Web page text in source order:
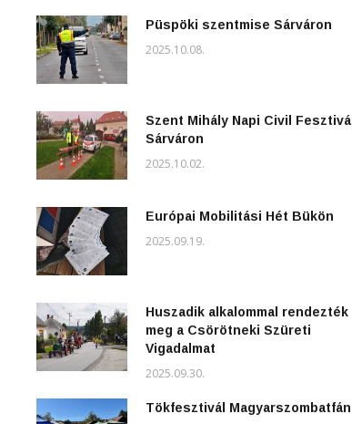
Püspöki szentmise Sárváron
2025.10.08.
Szent Mihály Napi Civil Fesztivál
Sárváron
2025.10.02.
Európai Mobilitási Hét Bükön
2025.09.19.
Huszadik alkalommal rendezték
meg a Csörötneki Szüreti
Vigadalmat
2025.09.30.
Tökfesztivál Magyarszombatfán